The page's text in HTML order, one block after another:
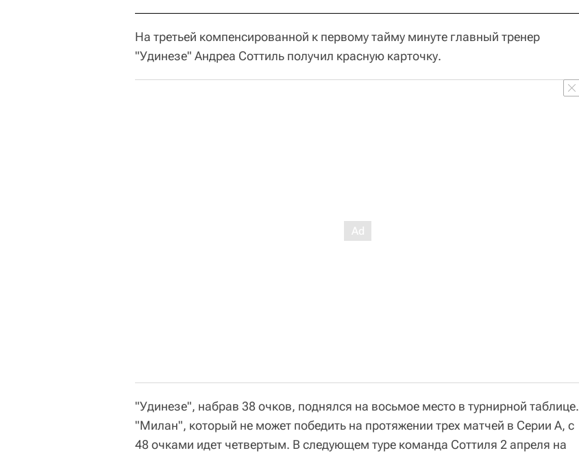
На третьей компенсированной к первому тайму минуте главный тренер
"Удинезе" Андреа Соттиль получил красную карточку.
"Удинезе", набрав 38 очков, поднялся на восьмое место в турнирной таблице.
"Милан", который не может победить на протяжении трех матчей в Серии A, с
48 очками идет четвертым. В следующем туре команда Соттиля 2 апреля на